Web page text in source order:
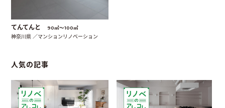
てんてんと 90㎡〜100㎡
神奈川県 ／マンションリノベーション
人気の記事